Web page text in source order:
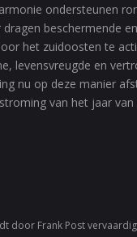
ondersteunen
beschermende
het zuidoosten te
levensvreugde en
nu op deze manier
van het jaar van
door Frank Post